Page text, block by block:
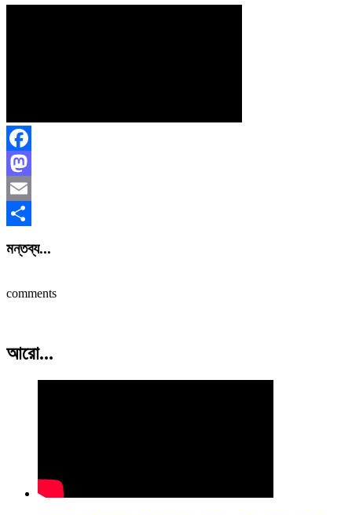
Facebook
Mastodon
Email
মন্তব্য...
comments
আরো...